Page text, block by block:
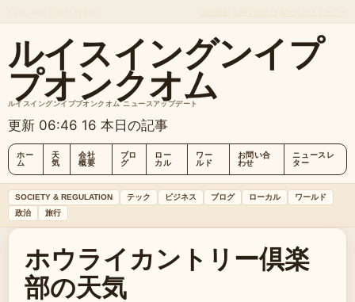
ルイスイングンイプ
プオンクオム
ルイスイングンイププオンクオム ニュースアップデート
更新 06:46 16 本日の記事
ホー
ム
天
気
会社
概要
ブロ
グ
ロー
カル
ワー
ルド
お問い合
わせ
ニュースレ
ター
SOCIETY & REGULATION テック ビジネス ブログ ローカル
ワールド
政治
旅行
ホウライカントリー倶楽
部の天気